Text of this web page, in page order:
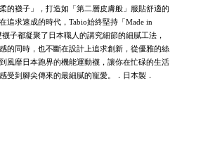
柔的襪子」，打造如「第二層皮膚般」服貼舒適的
追求速成的時代，Tabio始終堅持「Made in
襪子都凝聚了日本職人的講究細節的細膩工法，
的同時，也不斷在設計上追求創新，從優雅的絲
風靡日本跑界的機能運動襪，讓你在忙碌的生活
受到腳尖傳來的最細膩的寵愛。．日本製．